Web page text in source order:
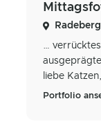
…
liebe
Portfolio